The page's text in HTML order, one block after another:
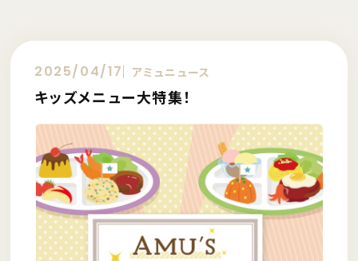
2025/04/17 アミュニュース
キッズメニュー大特集！